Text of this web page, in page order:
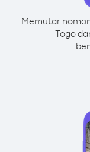
Memutar
Togo